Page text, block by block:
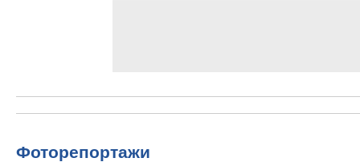
Фоторепортажи